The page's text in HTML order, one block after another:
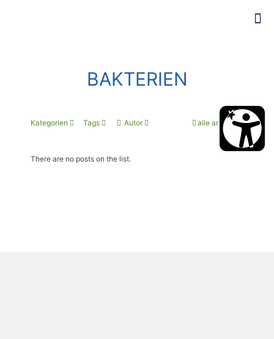
BAKTERIEN
Kategorien Tags Autor alle anzeigen
There are no posts on the list.